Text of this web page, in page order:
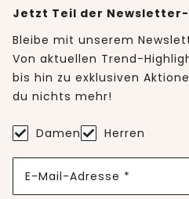
Jetzt Teil der
Bleibe mit unserem
Von aktuellen Trend-
bis hin zu exklusiven
du nichts mehr!
Damen Herren
E-Mail-Adresse *